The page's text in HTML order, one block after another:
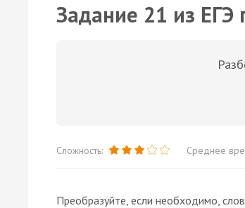
Задание 21 из ЕГЭ
Сложность: Среднее
Преобразуйте, если необходимо,